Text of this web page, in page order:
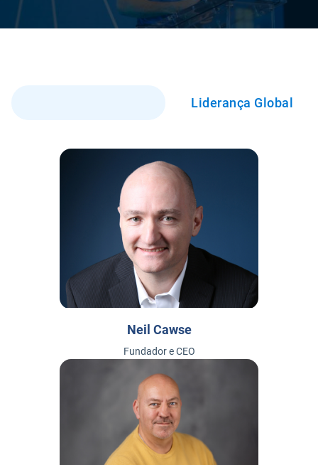
Liderança Global
Neil Cawse
Fundador e CEO